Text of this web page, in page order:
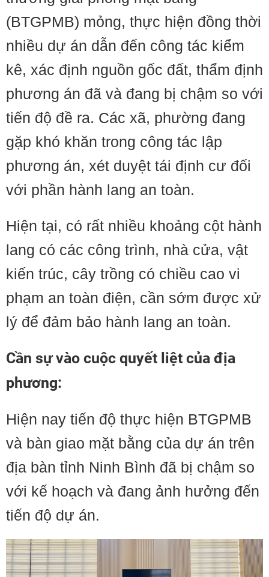
(BTGPMB) mỏng, thực hiện đồng thời
nhiều dự án dẫn đến công tác kiểm
kê, xác định nguồn gốc đất, thẩm định
phương án đã và đang bị chậm so với
tiến độ đề ra. Các xã, phường đang
gặp khó khăn trong công tác lập
phương án, xét duyệt tái định cư đối
với phần hành lang an toàn.
Hiện tại, có rất nhiều khoảng cột hành
lang có các công trình, nhà cửa, vật
kiến trúc, cây trồng có chiều cao vi
phạm an toàn điện, cần sớm được xử
lý để đảm bảo hành lang an toàn.
Cần sự vào cuộc quyết liệt của địa
phương:
Hiện nay tiến độ thực hiện BTGPMB
và bàn giao mặt bằng của dự án trên
địa bàn tỉnh Ninh Bình đã bị chậm so
với kế hoạch và đang ảnh hưởng đến
tiến độ dự án.